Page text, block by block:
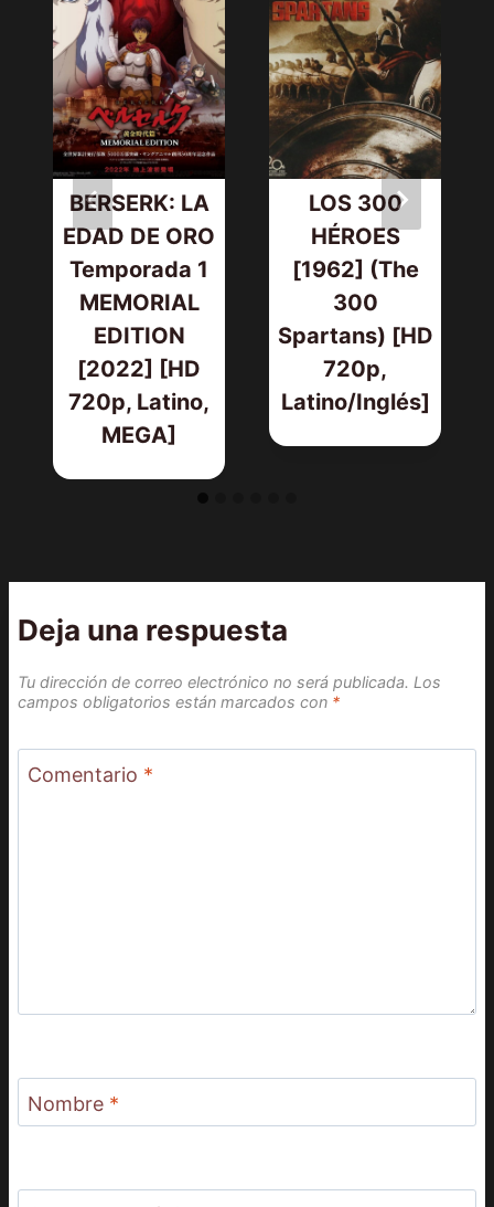
BERSERK: LA
EDAD DE ORO
Temporada 1
MEMORIAL
EDITION
[2022] [HD
720p, Latino,
MEGA]
LOS 300
HÉROES
[1962] (The
300
Spartans) [HD
720p,
Latino/Inglés]
Deja una respuesta
Tu dirección de correo electrónico no será publicada. Los
campos obligatorios están marcados con *
Comentario *
Nombre *